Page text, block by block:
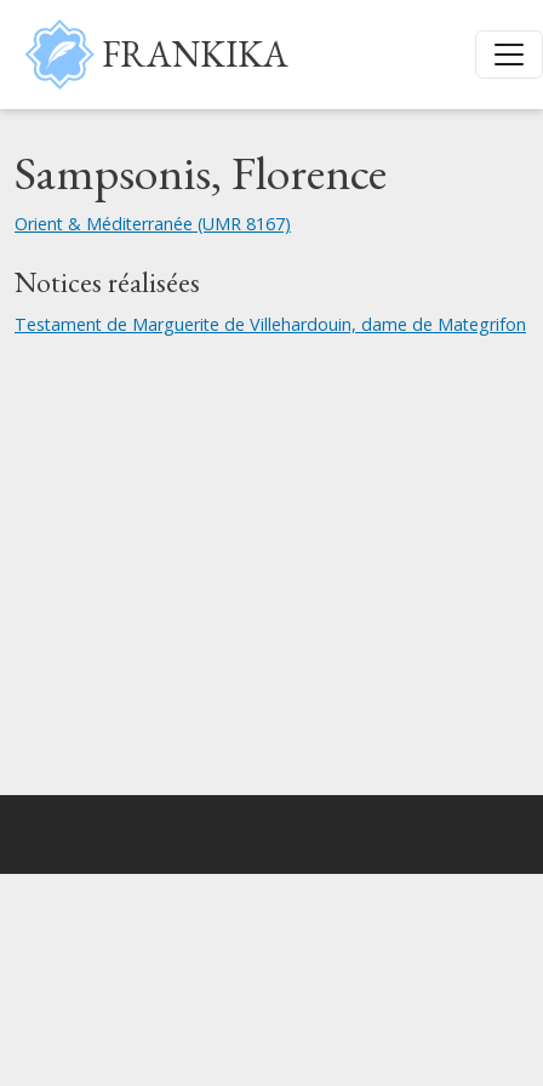
Aller au contenu principal
FRANKIKA
Sampsonis, Florence
Orient & Méditerranée (UMR 8167)
Notices réalisées
Testament de Marguerite de Villehardouin, dame de Mategrifon